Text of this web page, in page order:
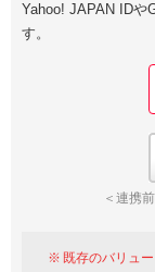
Yahoo! JAPAN IDや
す。
＜連携
既存のバリュ